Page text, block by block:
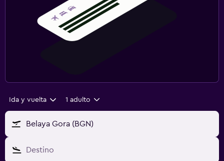
Ida y vuelta 1 adulto
Belaya Gora (BGN)
Destino